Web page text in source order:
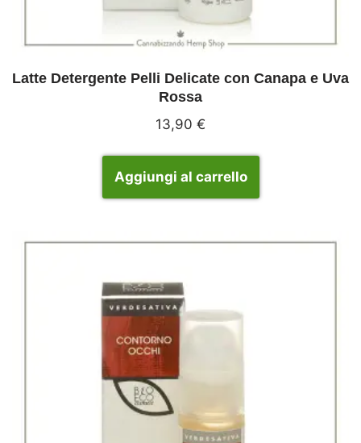
Latte Detergente Pelli Delicate con Canapa e Uva
Rossa
13,90 €
Aggiungi al carrello